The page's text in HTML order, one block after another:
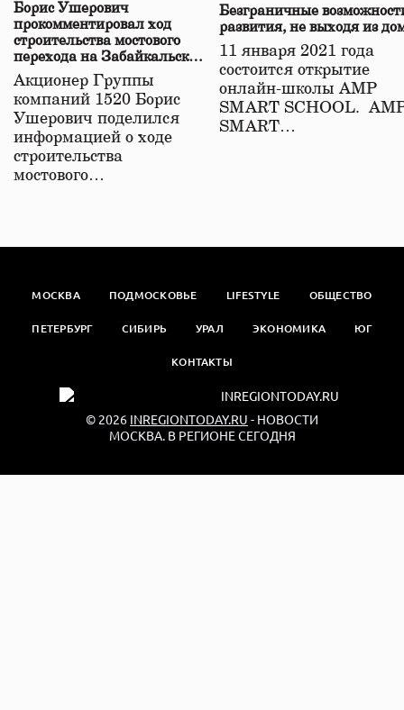
Борис Ушерович
прокомментировал ход
строительства мостового
перехода на Забайкальской
железной дороге
Акционер Группы
компаний 1520 Борис
Ушерович поделился
информацией о ходе
строительства
мостового…
Безграничные
развития, не выходя из
11 января 2021 года
состоится открытие
онлайн-школы АМР
SMART SCHOOL.
SMART…
МОСКВА ПОДМОСКОВЬЕ LIFESTYLE ОБЩЕСТВО
ПЕТЕРБУРГ СИБИРЬ УРАЛ ЭКОНОМИКА ЮГ
КОНТАКТЫ
© 2026 INREGIONTODAY.RU - НОВОСТИ
МОСКВА. В РЕГИОНЕ СЕГОДНЯ